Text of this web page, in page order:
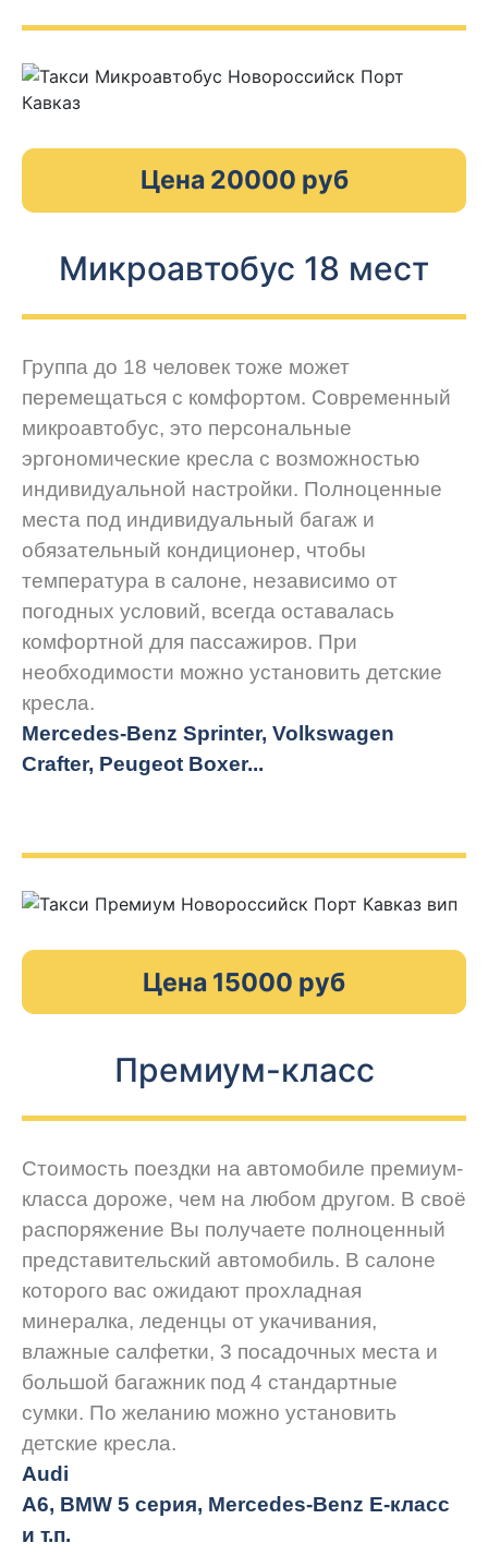
Цена 20000 руб
Микроавтобус 18 мест
Группа до 18 человек тоже может
перемещаться с комфортом. Современный
микроавтобус, это персональные
эргономические кресла с возможностью
индивидуальной настройки. Полноценные
места под индивидуальный багаж и
обязательный кондиционер, чтобы
температура в салоне, независимо от
погодных условий, всегда оставалась
комфортной для пассажиров. При
необходимости можно установить детские
кресла.
Mercedes-Benz Sprinter, Volkswagen
Crafter, Peugeot Boxer...
Цена 15000 руб
Премиум-класс
Стоимость поездки на автомобиле премиум-
класса дороже, чем на любом другом. В своё
распоряжение Вы получаете полноценный
представительский автомобиль. В салоне
которого вас ожидают прохладная
минералка, леденцы от укачивания,
влажные салфетки, 3 посадочных места и
большой багажник под 4 стандартные
сумки. По желанию можно установить
детские кресла.
Audi
A6, BMW 5 серия, Mercedes-Benz E-класс
и т.п.